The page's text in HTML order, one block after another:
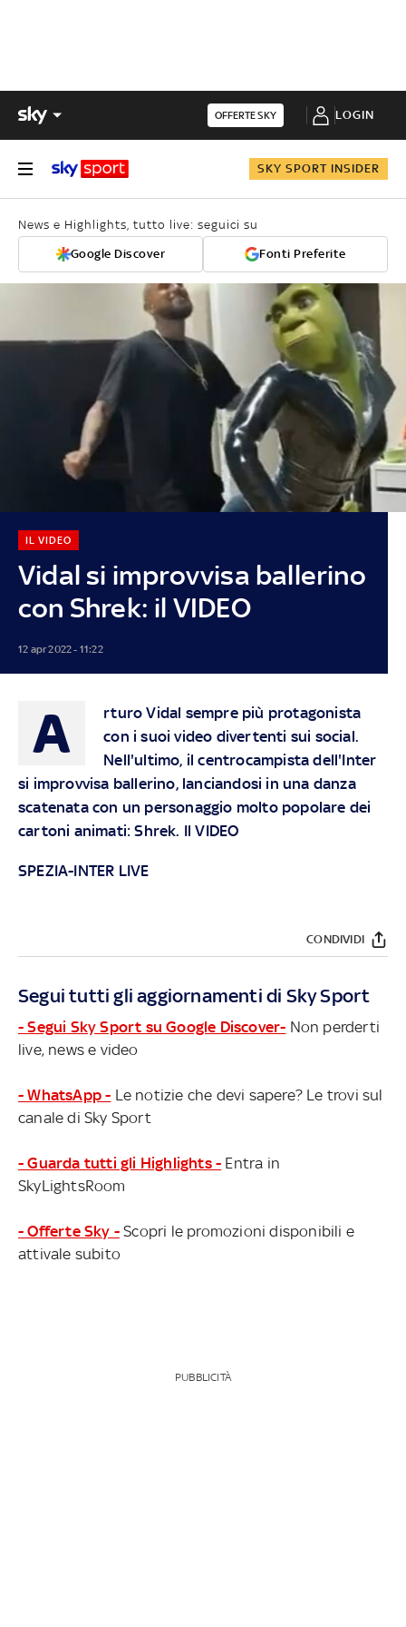
OFFERTE SKY LOGIN
SKY SPORT INSIDER
News e Highlights, tutto live: seguici su
Google Discover Fonti Preferite
Vidal si improvvisa ballerino
con Shrek: il VIDEO
IL VIDEO
12 apr 2022 - 11:22
A
rturo Vidal sempre più protagonista
con i suoi video divertenti sui social.
Nell'ultimo, il centrocampista dell'Inter
si improvvisa ballerino, lanciandosi in una danza
scatenata con un personaggio molto popolare dei
cartoni animati: Shrek. Il VIDEO
SPEZIA-INTER LIVE
CONDIVIDI
Segui tutti gli aggiornamenti di Sky Sport
- Segui Sky Sport su Google Discover- Non perderti
live, news e video
- WhatsApp - Le notizie che devi sapere? Le trovi sul
canale di Sky Sport
- Guarda tutti gli Highlights - Entra in
SkyLightsRoom
- Offerte Sky - Scopri le promozioni disponibili e
attivale subito
PUBBLICITÀ